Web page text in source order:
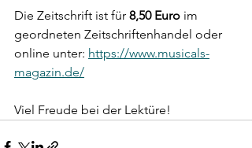
Die Zeitschrift ist für 8,50 Euro im
geordneten Zeitschriftenhandel oder
online unter: https://www.musicals-
magazin.de/
Viel Freude bei der Lektüre!